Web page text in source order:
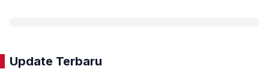
Update Terbaru